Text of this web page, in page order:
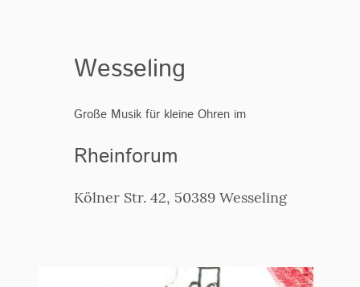
Wesseling
Große Musik für kleine Ohren im
Rheinforum
Kölner Str. 42, 50389 Wesseling